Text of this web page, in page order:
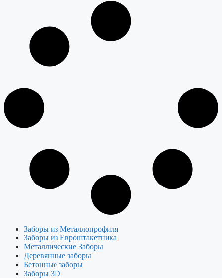
Заборы из Металлопрофиля
Заборы из Евроштакетника
Металлические Заборы
Деревянные заборы
Бетонные заборы
Заборы 3D